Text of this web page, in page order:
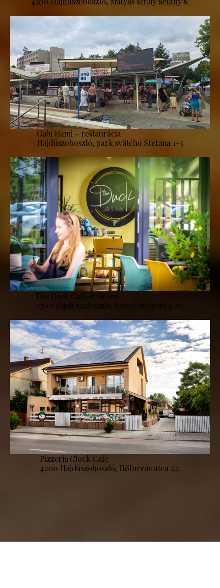
Gabi Hami – reštaurácia
Hajdúszoboszló, park svätého Štefana 1–3
The Duck Café & Bistro
4200 Hajdúszoboszló, József Attila utca 20.
Pizzeria Clock Cafe
4200 Hajdúszoboszló, Hőforrás utca 22.